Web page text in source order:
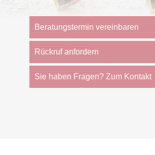
Beratungstermin vereinbaren
Rückruf anfordern
Sie haben Fragen? Zum Kontakt